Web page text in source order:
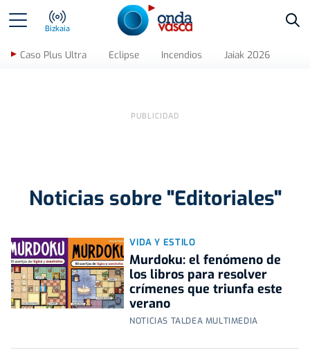
Bizkaia
Caso Plus Ultra Eclipse Incendios Jaiak 2026
Noticias sobre "Editoriales"
VIDA Y ESTILO
Murdoku: el fenómeno de
los libros para resolver
crímenes que triunfa este
verano
NOTICIAS TALDEA MULTIMEDIA